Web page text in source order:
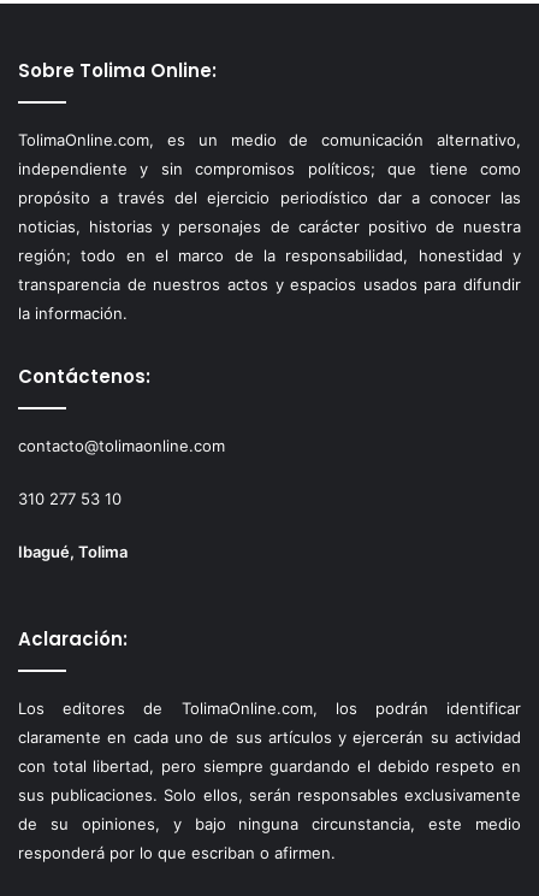
Sobre Tolima Online:
TolimaOnline.com, es un medio de comunicación alternativo,
independiente y sin compromisos políticos; que tiene como
propósito a través del ejercicio periodístico dar a conocer las
noticias, historias y personajes de carácter positivo de nuestra
región; todo en el marco de la responsabilidad, honestidad y
transparencia de nuestros actos y espacios usados para difundir
la información.
Contáctenos:
contacto@tolimaonline.com
310 277 53 10
Ibagué, Tolima
Aclaración:
Los editores de TolimaOnline.com, los podrán identificar
claramente en cada uno de sus artículos y ejercerán su actividad
con total libertad, pero siempre guardando el debido respeto en
sus publicaciones. Solo ellos, serán responsables exclusivamente
de su opiniones, y bajo ninguna circunstancia, este medio
responderá por lo que escriban o afirmen.